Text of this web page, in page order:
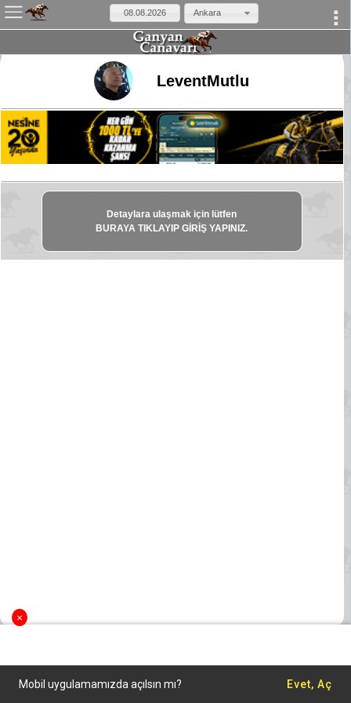
Ankara
LeventMutlu
Detaylara ulaşmak için lütfen
BURAYA TIKLAYIP GİRİŞ YAPINIZ.
×
×
Mobil uygulamamızda açılsın mı? Evet, Aç